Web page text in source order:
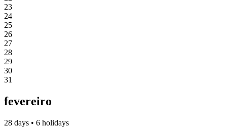
23
24
25
26
27
28
29
30
31
fevereiro
28 days • 6 holidays